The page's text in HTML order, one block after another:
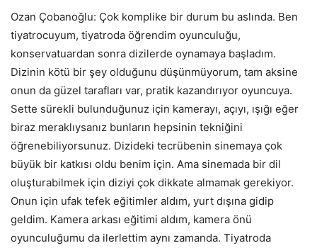
Ozan Çobanoğlu: Çok komplike bir durum bu aslında. Ben
tiyatrocuyum, tiyatroda öğrendim oyunculuğu,
konservatuardan sonra dizilerde oynamaya başladım.
Dizinin kötü bir şey olduğunu düşünmüyorum, tam aksine
onun da güzel tarafları var, pratik kazandırıyor oyuncuya.
Sette sürekli bulunduğunuz için kamerayı, açıyı, ışığı eğer
biraz meraklıysanız bunların hepsinin tekniğini
öğrenebiliyorsunuz. Dizideki tecrübenin sinemaya çok
büyük bir katkısı oldu benim için. Ama sinemada bir dil
oluşturabilmek için diziyi çok dikkate almamak gerekiyor.
Onun için ufak tefek eğitimler aldım, yurt dışına gidip
geldim. Kamera arkası eğitimi aldım, kamera önü
oyunculuğumu da ilerlettim aynı zamanda. Tiyatroda